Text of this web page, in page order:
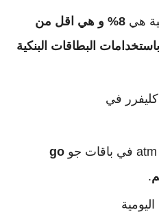
هي
8% و هي اقل من
البطاقات البنكية
في
go
.